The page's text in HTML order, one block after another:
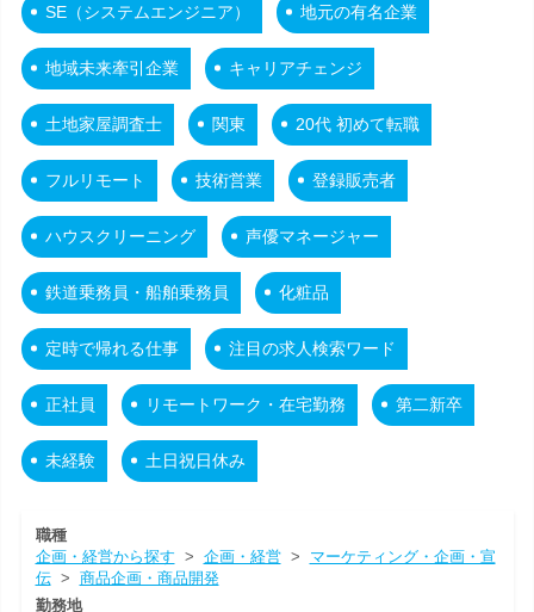
SE（システムエンジニア） 地元の有名企業
地域未来牽引企業 キャリアチェンジ
土地家屋調査士 関東 20代 初めて転職
フルリモート 技術営業 登録販売者
ハウスクリーニング 声優マネージャー
鉄道乗務員・船舶乗務員 化粧品
定時で帰れる仕事 注目の求人検索ワード
正社員 リモートワーク・在宅勤務 第二新卒
未経験 土日祝日休み
職種
企画・経営から探す > 企画・経営> マーケティング・企画・宣
伝> 商品企画・商品開発
勤務地